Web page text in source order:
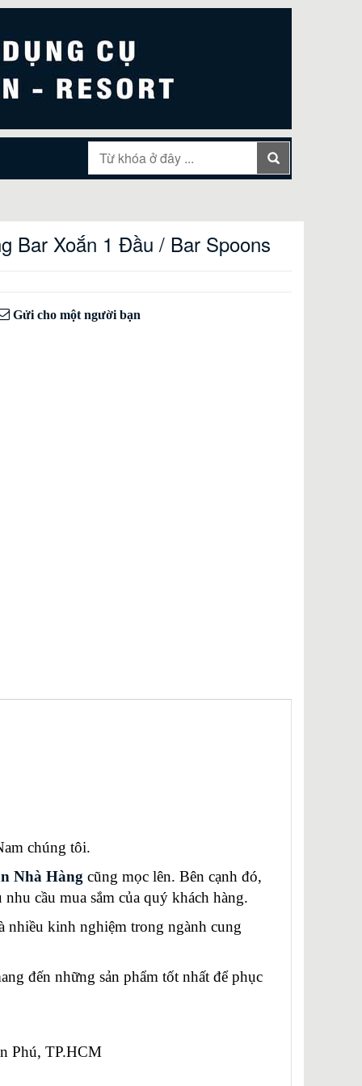
Bar Xoắn 1 Đầu / Bar Spoons
Gửi cho một người bạn
chúng tôi.
Nhà Hàng cũng mọc lên. Bên cạnh đó,
cầu mua sắm của quý khách hàng.
nhiều kinh nghiệm trong ngành cung
đến những sản phẩm tốt nhất để phục
Phú, TP.HCM